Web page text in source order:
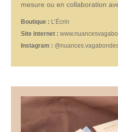
mesure ou en collaboration
Boutique : L’Écrin
Site internet :
Instagram :